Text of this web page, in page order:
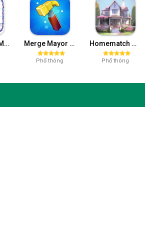
Sea Battle 2 Mod APK (Vô Hạn Kim Cương) 3.4.5 Merge Mayor Mod APK (Mở Khoá, Năng Lượng) 4.45.21
Phổ thông
Homematch Home Design Game Mod APK (Full Tiền) 1.95.2
Phổ thông